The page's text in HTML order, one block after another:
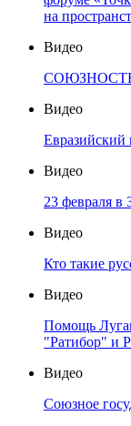
на
Видео
СОЮЗНОСТЬ.
Видео
Евразийский
Видео
23 февраля в
Видео
Кто такие
Видео
Помощь
"Ратибор" и
Видео
Союзное